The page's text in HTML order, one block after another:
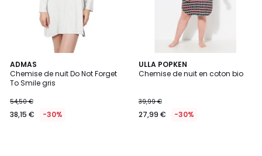
ADMAS
Chemise de nuit Do Not Forget
To Smile gris
54,50 €
38,15 € -30%
ULLA POPKEN
Chemise de nuit en coton bio
39,99 €
27,99 € -30%